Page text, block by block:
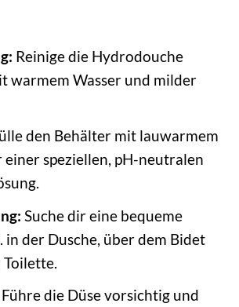
Reinige die Hydrodouche
warmem Wasser und milder
den Behälter mit lauwarmem
einer speziellen, pH-neutralen
Suche dir eine bequeme
in der Dusche, über dem Bidet
Führe die Düse vorsichtig und